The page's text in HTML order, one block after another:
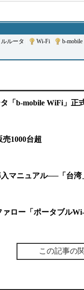
ルータ Wi-Fi b-mobile
「b-mobile WiFi」正
1000台超
マニュアル──「台湾
ロー「ポータブル
この記事の